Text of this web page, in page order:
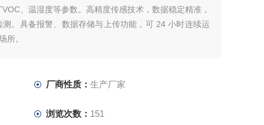
、温湿度等参数。高精度传感技术，数据稳定精准，
。具备报警、数据存储与上传功能，可 24 小时连续运
所。
厂商性质： 生产厂家
浏览次数： 151